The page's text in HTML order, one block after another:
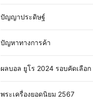
ปัญญาประดิษฐ์
ปัญหาทางการค้า
ผลบอล ยูโร 2024 รอบคัดเลือก
พระเครื่องยอดนิยม 2567